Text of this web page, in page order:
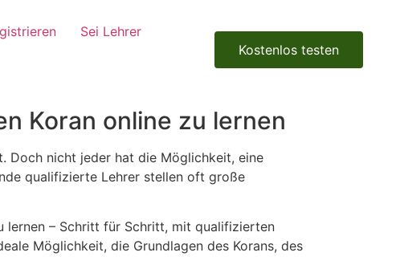
Sei Lehrer
Kostenlos testen
Koran online zu lernen
Doch nicht jeder hat die Möglichkeit, eine
qualifizierte Lehrer stellen oft große
lernen – Schritt für Schritt, mit qualifizierten
Möglichkeit, die Grundlagen des Korans, des